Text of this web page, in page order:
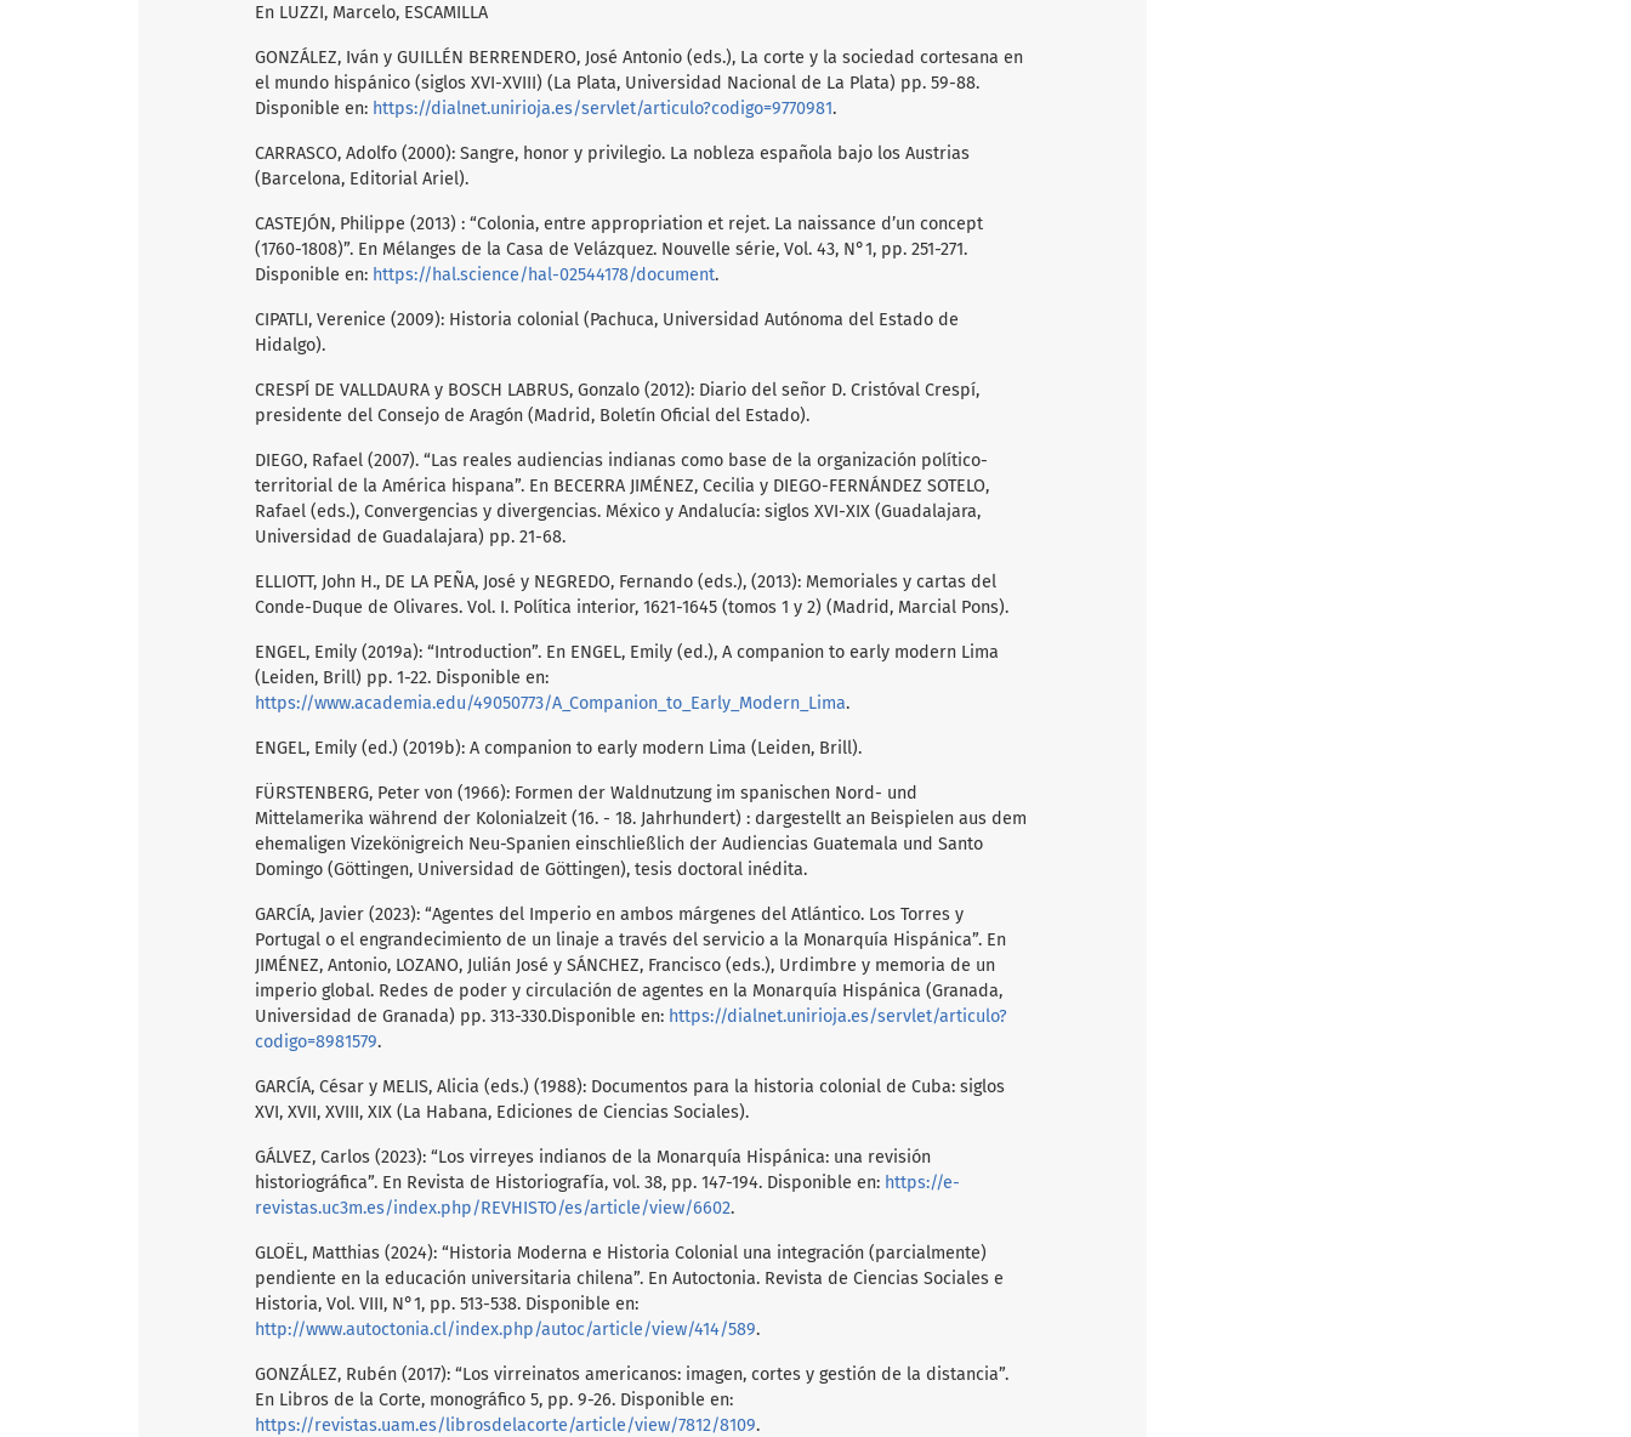
En LUZZI, Marcelo, ESCAMILLA
GONZÁLEZ, Iván y GUILLÉN BERRENDERO, José Antonio (eds.), La corte y la sociedad cortesana en
el mundo hispánico (siglos XVI-XVIII) (La Plata, Universidad Nacional de La Plata) pp. 59-88.
Disponible en: https://dialnet.unirioja.es/servlet/articulo?codigo=9770981.
CARRASCO, Adolfo (2000): Sangre, honor y privilegio. La nobleza española bajo los Austrias
(Barcelona, Editorial Ariel).
CASTEJÓN, Philippe (2013) : “Colonia, entre appropriation et rejet. La naissance d’un concept
(1760-1808)”. En Mélanges de la Casa de Velázquez. Nouvelle série, Vol. 43, N°1, pp. 251-271.
Disponible en: https://hal.science/hal-02544178/document.
CIPATLI, Verenice (2009): Historia colonial (Pachuca, Universidad Autónoma del Estado de
Hidalgo).
CRESPÍ DE VALLDAURA y BOSCH LABRUS, Gonzalo (2012): Diario del señor D. Cristóval Crespí,
presidente del Consejo de Aragón (Madrid, Boletín Oficial del Estado).
DIEGO, Rafael (2007). “Las reales audiencias indianas como base de la organización político-
territorial de la América hispana”. En BECERRA JIMÉNEZ, Cecilia y DIEGO-FERNÁNDEZ SOTELO,
Rafael (eds.), Convergencias y divergencias. México y Andalucía: siglos XVI-XIX (Guadalajara,
Universidad de Guadalajara) pp. 21-68.
ELLIOTT, John H., DE LA PEÑA, José y NEGREDO, Fernando (eds.), (2013): Memoriales y cartas del
Conde-Duque de Olivares. Vol. I. Política interior, 1621-1645 (tomos 1 y 2) (Madrid, Marcial Pons).
ENGEL, Emily (2019a): “Introduction”. En ENGEL, Emily (ed.), A companion to early modern Lima
(Leiden, Brill) pp. 1-22. Disponible en:
https://www.academia.edu/49050773/A_Companion_to_Early_Modern_Lima.
ENGEL, Emily (ed.) (2019b): A companion to early modern Lima (Leiden, Brill).
FÜRSTENBERG, Peter von (1966): Formen der Waldnutzung im spanischen Nord- und
Mittelamerika während der Kolonialzeit (16. - 18. Jahrhundert) : dargestellt an Beispielen aus dem
ehemaligen Vizekönigreich Neu-Spanien einschließlich der Audiencias Guatemala und Santo
Domingo (Göttingen, Universidad de Göttingen), tesis doctoral inédita.
GARCÍA, Javier (2023): “Agentes del Imperio en ambos márgenes del Atlántico. Los Torres y
Portugal o el engrandecimiento de un linaje a través del servicio a la Monarquía Hispánica”. En
JIMÉNEZ, Antonio, LOZANO, Julián José y SÁNCHEZ, Francisco (eds.), Urdimbre y memoria de un
imperio global. Redes de poder y circulación de agentes en la Monarquía Hispánica (Granada,
Universidad de Granada) pp. 313-330.Disponible en: https://dialnet.unirioja.es/servlet/articulo?
codigo=8981579.
GARCÍA, César y MELIS, Alicia (eds.) (1988): Documentos para la historia colonial de Cuba: siglos
XVI, XVII, XVIII, XIX (La Habana, Ediciones de Ciencias Sociales).
GÁLVEZ, Carlos (2023): “Los virreyes indianos de la Monarquía Hispánica: una revisión
historiográfica”. En Revista de Historiografía, vol. 38, pp. 147-194. Disponible en: https://e-
revistas.uc3m.es/index.php/REVHISTO/es/article/view/6602.
GLOËL, Matthias (2024): “Historia Moderna e Historia Colonial una integración (parcialmente)
pendiente en la educación universitaria chilena”. En Autoctonia. Revista de Ciencias Sociales e
Historia, Vol. VIII, N°1, pp. 513-538. Disponible en:
http://www.autoctonia.cl/index.php/autoc/article/view/414/589.
GONZÁLEZ, Rubén (2017): “Los virreinatos americanos: imagen, cortes y gestión de la distancia”.
En Libros de la Corte, monográfico 5, pp. 9-26. Disponible en:
https://revistas.uam.es/librosdelacorte/article/view/7812/8109.